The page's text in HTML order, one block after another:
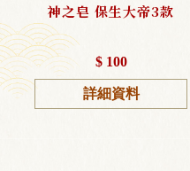
神之皂 保生大帝3款
$ 100
詳細資料